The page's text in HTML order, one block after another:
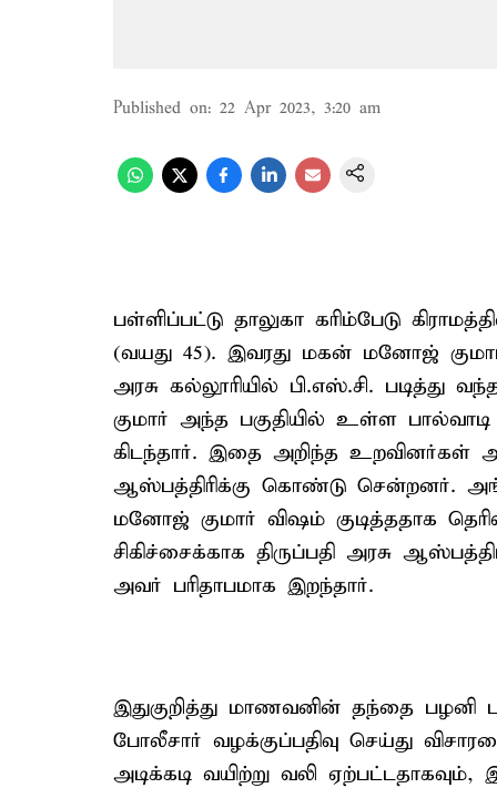
Published on: 22 Apr 2023, 3:20 am
பள்ளிப்பட்டு தாலுகா கரிம்பேடு
(வயது 45). இவரது மகன் மனோஜ்
அரசு கல்லூரியில் பி.எஸ்.சி.
குமார் அந்த பகுதியில் உள்ள
கிடந்தார். இதை அறிந்த உறவினர்கள்
ஆஸ்பத்திரிக்கு கொண்டு சென்றனர்.
மனோஜ் குமார் விஷம் குடித்ததாக
சிகிச்சைக்காக திருப்பதி அரசு
அவர் பரிதாபமாக இறந்தார்.
இதுகுறித்து மாணவனின் தந்தை பழனி
போலீசார் வழக்குப்பதிவு செய்து
அடிக்கடி வயிற்று வலி